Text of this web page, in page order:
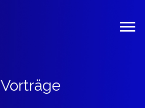
Vorträge